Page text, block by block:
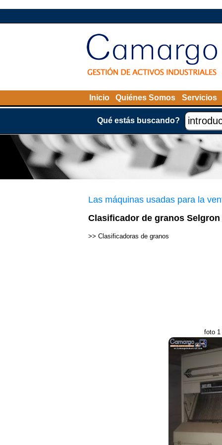
Inicio Quiénes Somos Servicios
Qué estás buscando?
Las máquinas usadas para la
Clasificador de granos Selgron
>> Clasificadoras de granos
foto 1